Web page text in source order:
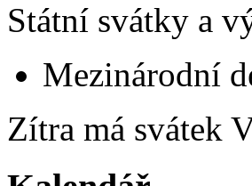
Státní svátky a
Mezinárodní
Zítra má svátek